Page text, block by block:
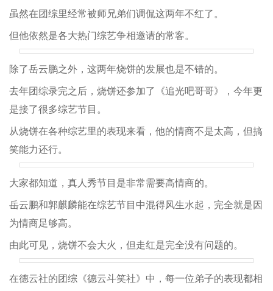
虽然在团综里经常被师兄弟们调侃这两年不红了。
但他依然是各大热门综艺争相邀请的常客。
除了岳云鹏之外，这两年烧饼的发展也是不错的。
去年团综录完之后，烧饼还参加了《追光吧哥哥》，今年更
是接了很多综艺节目。
从烧饼在各种综艺里的表现来看，他的情商不是太高，但搞
笑能力还行。
大家都知道，真人秀节目是非常需要高情商的。
岳云鹏和郭麒麟能在综艺节目中混得风生水起，完全就是因
为情商足够高。
由此可见，烧饼不会大火，但走红是完全没有问题的。
在德云社的团综《德云斗笑社》中，每一位弟子的表现都相